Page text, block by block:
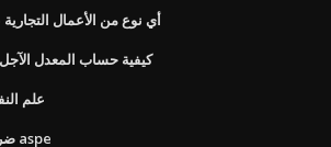
أي نوع من الأعمال
كيفية حساب المعدل
علم
ضريبة الدخل في المستقبل aspe